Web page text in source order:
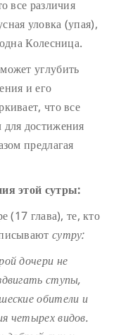
все различия
уловка (упая),
Колесница.
углубить
и его
что все
достижения
предлагая
этой сутры:
(17 глава), те, кто
сутру:
дочери не
ступы,
обители и
четырех видов.